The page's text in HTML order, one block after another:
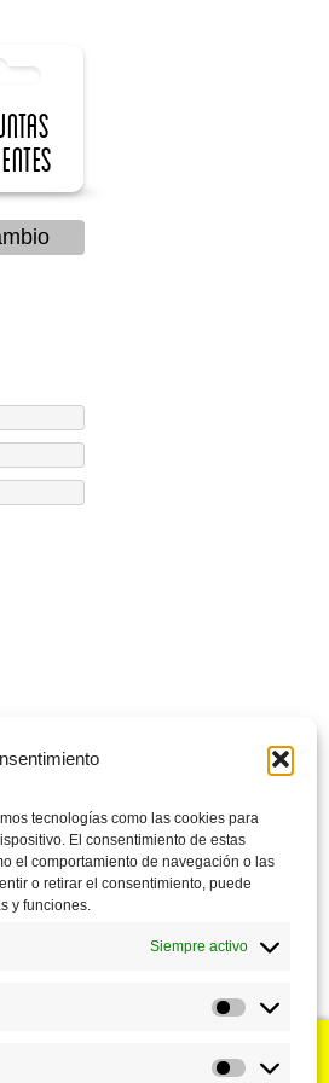
tecnologías como las cookies para
El consentimiento de estas
el comportamiento de navegación o las
o retirar el consentimiento, puede
y funciones.
Siempre activo
Marketing